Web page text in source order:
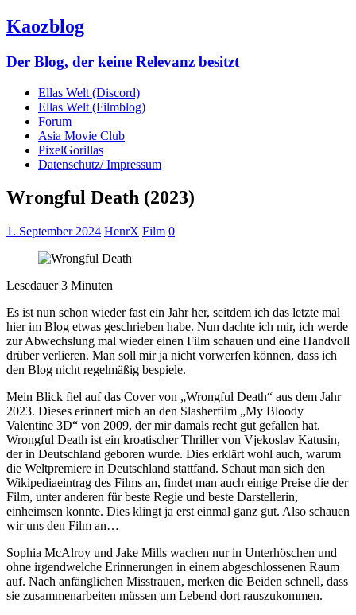
Kaozblog
Der Blog, der keine Relevanz besitzt
Ellas Welt (Discord)
Ellas Welt (Filmblog)
Forum
Asia Movie Club
PixelGorillas
Datenschutz/ Impressum
Wrongful Death (2023)
1. September 2024 HenrX Film 0
Lesedauer 3 Minuten
Es ist nun schon wieder fast ein Jahr her, seitdem ich das letzte mal
hier im Blog etwas geschrieben habe. Nun dachte ich mir, ich werde
zur Abwechslung mal wieder einen Film schauen und eine Handvoll
drüber verlieren. Man soll mir ja nicht vorwerfen können, dass ich
den Blog nicht regelmäßig bespiele.
Mein Blick fiel auf das Cover von „Wrongful Death“ aus dem Jahr
2023. Dieses erinnert mich an den Slasherfilm „My Bloody
Valentine 3D“ von 2009, der mir damals recht gut gefallen hat.
Wrongful Death ist ein kroatischer Thriller von Vjekoslav Katusin,
der in Deutschland geboren wurde. Dies erklärt wohl auch, warum
die Weltpremiere in Deutschland stattfand. Schaut man sich den
Wikipediaeintrag des Films an, findet man auch einige Preise die der
Film, unter anderen für beste Regie und beste Darstellerin,
einheimsen konnte. Dies klingt ja erst einmal ganz gut. Also schauen
wir uns den Film an…
Sophia McAlroy und Jake Mills wachen nur in Unterhöschen und
ohne irgendwelche Erinnerungen in einem abgeschlossenen Raum
auf. Nach anfänglichen Misstrauen, merken die Beiden schnell, dass
sie zusammenarbeiten müssen um Lebend dort rauszukommen.